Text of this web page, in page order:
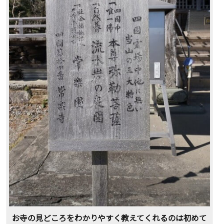
お寺の見どころをわかりやすく教えてくれるのは初めて